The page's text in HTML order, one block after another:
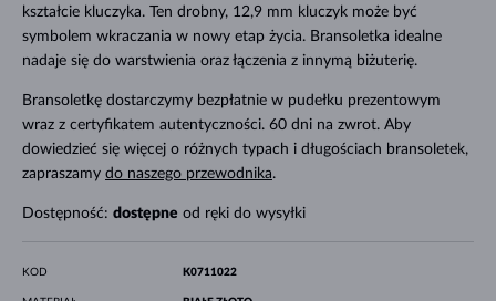
kształcie kluczyka. Ten drobny, 12,9 mm kluczyk może być
symbolem wkraczania w nowy etap życia. Bransoletka idealne
nadaje się do warstwienia oraz łączenia z innymą biżuterię.
Bransoletkę dostarczymy bezpłatnie w pudełku prezentowym
wraz z certyfikatem autentyczności. 60 dni na zwrot. Aby
dowiedzieć się więcej o różnych typach i długościach bransoletek,
zapraszamy do naszego przewodnika.
Dostępność: dostępne od ręki do wysyłki
KOD K0711022